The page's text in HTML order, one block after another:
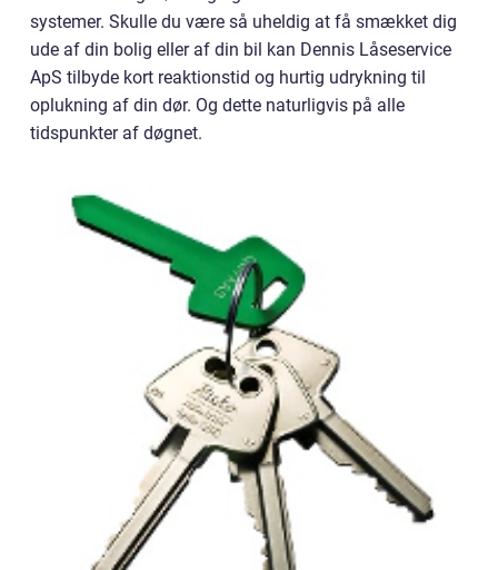
systemer. Skulle du være så uheldig at få smækket dig
ude af din bolig eller af din bil kan Dennis Låseservice
ApS tilbyde kort reaktionstid og hurtig udrykning til
oplukning af din dør. Og dette naturligvis på alle
tidspunkter af døgnet.